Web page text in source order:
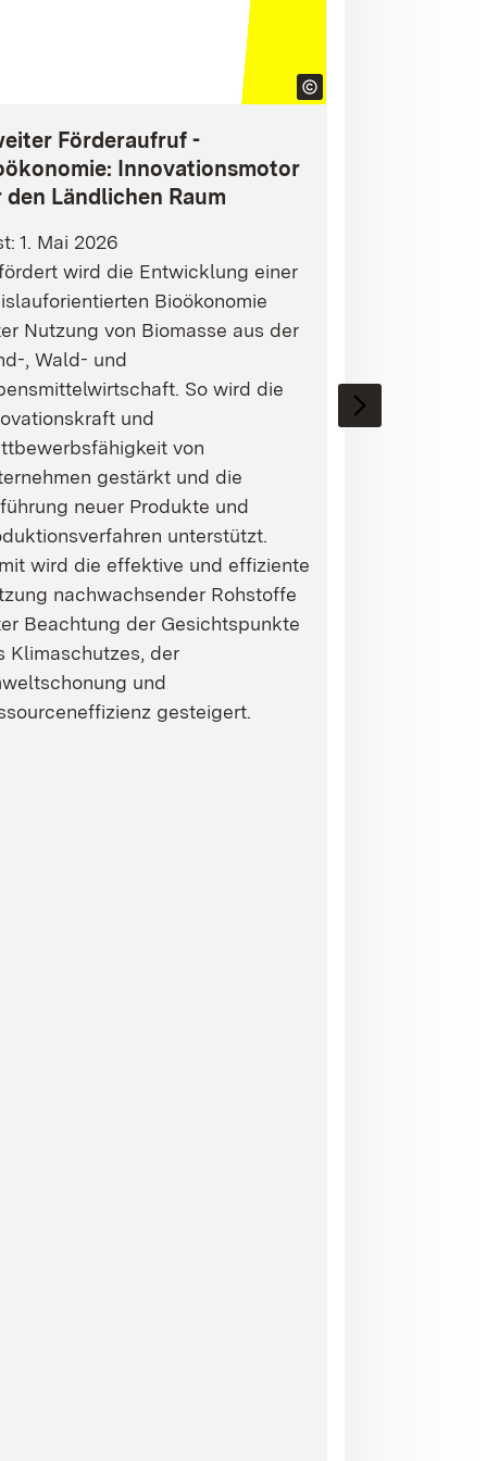
Förderaufruf -
Innovationsmotor
den Ländlichen Raum
1. Mai 2026
wird die Entwicklung einer
Bioökonomie
Nutzung von Biomasse aus der
, Wald- und
So wird die
und
von
gestärkt und die
neuer Produkte und
unterstützt.
wird die effektive und effiziente
nachwachsender Rohstoffe
Beachtung der Gesichtspunkte
Klimaschutzes, der
und
gesteigert.